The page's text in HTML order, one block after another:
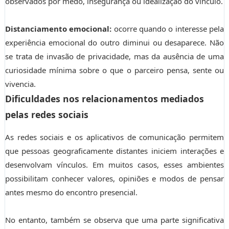
Distanciamento emocional: ocorre quando o interesse pela
experiência emocional do outro diminui ou desaparece. Não
se trata de invasão de privacidade, mas da ausência de uma
curiosidade mínima sobre o que o parceiro pensa, sente ou
vivencia.
Dificuldades nos relacionamentos mediados
pelas redes sociais
As redes sociais e os aplicativos de comunicação permitem
que pessoas geograficamente distantes iniciem interações e
desenvolvam vínculos. Em muitos casos, esses ambientes
possibilitam conhecer valores, opiniões e modos de pensar
antes mesmo do encontro presencial.
No entanto, também se observa que uma parte significativa